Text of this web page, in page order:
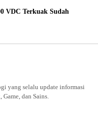
VDC Terkuak Sudah
yang selalu update informasi
dan Sains.